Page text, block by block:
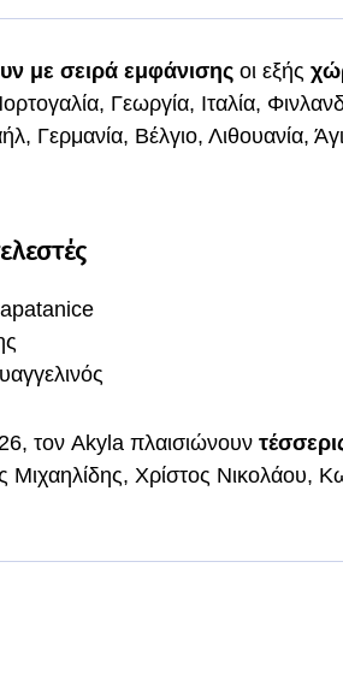
με σειρά εμφάνισηςοι εξής
Γεωργία, Ιταλία,
Γερμανία, Βέλγιο, Λιθουανία,
τον Akyla πλαισιώνουν
Χρίστος Νικολάου,